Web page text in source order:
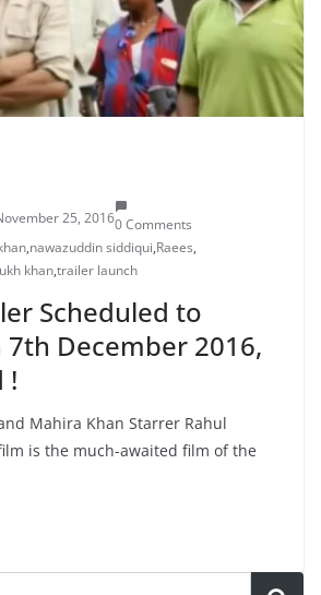
25, 20160 Comments
,nawazuddin siddiqui,Raees,
khan,trailer launch
Scheduled to
7th December 2016,
!
Mahira Khan Starrer Rahul
film is the much-awaited film of the